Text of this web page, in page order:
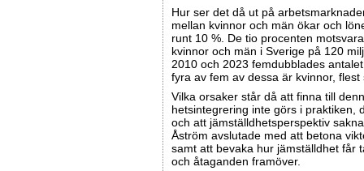
Hur ser det då ut på
mellan kvinnor och män ökar och
runt 10 %. De tio procenten
kvinnor och män i Sverige på 120
2010 och 2023 femdubblades
fyra av fem av dessa är kvinnor,
Vilka orsaker står då att finna till
hetsintegrering inte görs i praktiken,
och att jämställdhetsperspektiv
Åström avslutade med att betona
samt att bevaka hur jämställdhet får
och åtaganden framöver.